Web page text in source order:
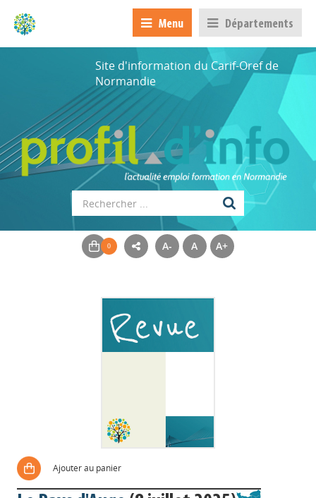
Menu Départements
Site d'information du Carif-Oref de
Normandie
A- A A+
Ajouter au panier